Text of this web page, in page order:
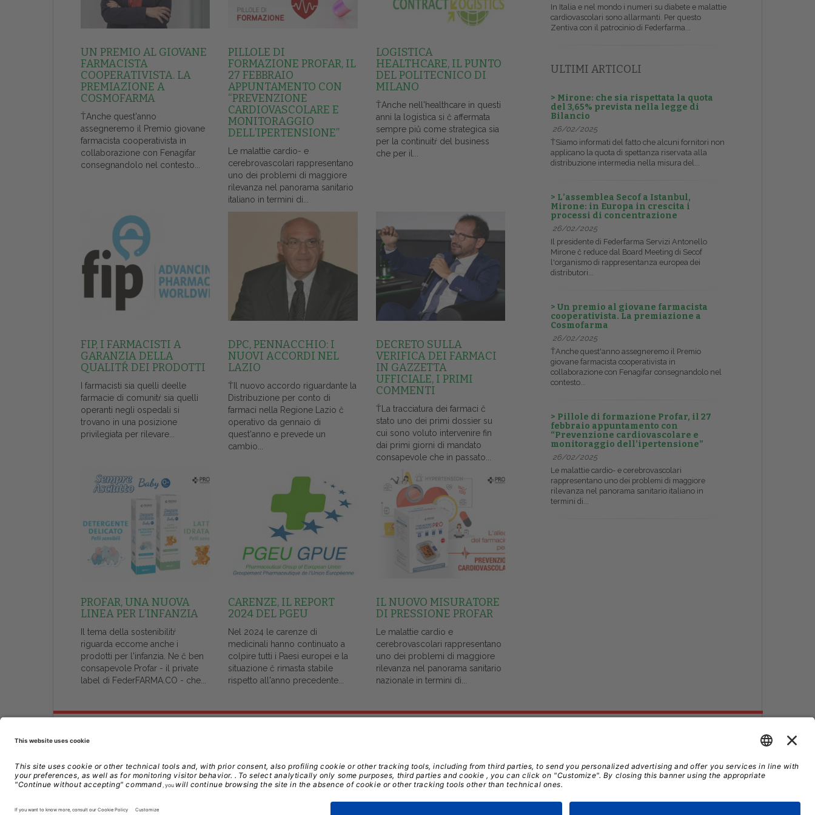
UN PREMIO AL GIOVANE
FARMACISTA
COOPERATIVISTA. LA
PREMIAZIONE A
COSMOFARMA
ŤAnche quest'anno
assegneremo il Premio giovane
farmacista cooperativista in
collaborazione con Fenagifar
consegnandolo nel contesto...
PILLOLE DI
FORMAZIONE PROFAR, IL
27 FEBBRAIO
APPUNTAMENTO CON
“PREVENZIONE
CARDIOVASCOLARE E
MONITORAGGIO
DELL’IPERTENSIONE”
Le malattie cardio- e
cerebrovascolari rappresentano
uno dei problemi di maggiore
rilevanza nel panorama sanitario
italiano in termini di...
LOGISTICA
HEALTHCARE, IL PUNTO
DEL POLITECNICO DI
MILANO
ŤAnche nell'healthcare in questi
anni la logistica si č affermata
sempre piů come strategica sia
per la continuitŕ del business
che per il...
FIP, I FARMACISTI A
GARANZIA DELLA
QUALITŔ DEI PRODOTTI
I farmacisti sia quelli deelle
farmacie di comunitŕ sia quelli
operanti negli ospedali si
trovano in una posizione
privilegiata per rilevare...
DPC, PENNACCHIO: I
NUOVI ACCORDI NEL
LAZIO
ŤIl nuovo accordo riguardante la
Distribuzione per conto di
farmaci nella Regione Lazio č
operativo da gennaio di
quest'anno e prevede un
cambio...
DECRETO SULLA
VERIFICA DEI FARMACI
IN GAZZETTA
UFFICIALE, I PRIMI
COMMENTI
ŤLa tracciatura dei farmaci č
stato uno dei primi dossier su
cui sono voluto intervenire fin
dai primi giorni di mandato
consapevole che in passato...
PROFAR, UNA NUOVA
LINEA PER L’INFANZIA
Il tema della sostenibilitŕ
riguarda eccome anche i
prodotti per l'infanzia. Ne č ben
consapevole Profar - il private
label di FederFARMA.CO - che...
CARENZE, IL REPORT
2024 DEL PGEU
Nel 2024 le carenze di
medicinali hanno continuato a
colpire tutti i Paesi europei e la
situazione č rimasta stabile
rispetto all'anno precedente...
IL NUOVO MISURATORE
DI PRESSIONE PROFAR
Le malattie cardio e
cerebrovascolari rappresentano
uno dei problemi di maggiore
rilevanza nel panorama sanitario
nazionale in termini di...
In Italia e nel mondo i numeri su diabete e malattie
cardiovascolari sono allarmanti. Per questo
Zentiva con il patrocinio di Federfarma...
ULTIMI ARTICOLI
> Mirone: che sia rispettata la quota
del 3,65% prevista nella legge di
Bilancio
26/02/2025
ŤSiamo informati del fatto che alcuni fornitori non
applicano la quota di spettanza riservata alla
distribuzione intermedia nella misura del...
> L’assemblea Secof a Istanbul,
Mirone: in Europa in crescita i
processi di concentrazione
26/02/2025
Il presidente di Federfarma Servizi Antonello
Mirone č reduce dal Board Meeting di Secof
l'organismo di rappresentanza europea dei
distributori...
> Un premio al giovane farmacista
cooperativista. La premiazione a
Cosmofarma
26/02/2025
ŤAnche quest'anno assegneremo il Premio
giovane farmacista cooperativista in
collaborazione con Fenagifar consegnandolo nel
contesto...
> Pillole di formazione Profar, il 27
febbraio appuntamento con
“Prevenzione cardiovascolare e
monitoraggio dell’ipertensione”
26/02/2025
Le malattie cardio- e cerebrovascolari
rappresentano uno dei problemi di maggiore
rilevanza nel panorama sanitario italiano in
termini di...
Contatti Privacy
Gestione Cookie